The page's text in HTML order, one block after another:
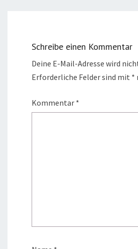
Schreibe einen Kommentar
Deine E-Mail-Adresse wird
Erforderliche Felder sind mit *
Kommentar *